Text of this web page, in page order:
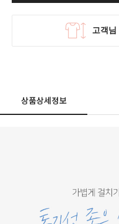
상품상세정보